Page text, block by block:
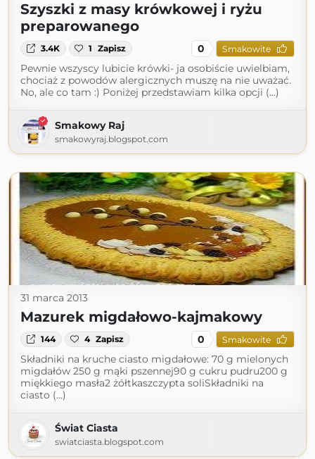
Szyszki z masy krówkowej i ryżu
preparowanego
3.4K 1 Zapisz 0 Smakowite
Pewnie wszyscy lubicie krówki- ja osobiście uwielbiam,
chociaż z powodów alergicznych muszę na nie uważać.
No, ale co tam :) Poniżej przedstawiam kilka opcji (...)
Smakowy Raj
smakowyraj.blogspot.com
31 marca 2013
Mazurek migdałowo-kajmakowy
144 4 Zapisz 0 Smakowite
Składniki na kruche ciasto migdałowe: 70 g mielonych
migdałów 250 g mąki pszennej90 g cukru pudru200 g
miękkiego masła2 żółtkaszczypta soliSkładniki na
ciasto (...)
Świat Ciasta
swiatciasta.blogspot.com